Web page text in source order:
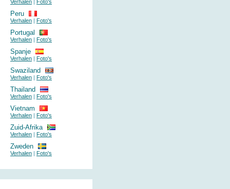
Verhalen | Foto's
Peru
Verhalen | Foto's
Portugal
Verhalen | Foto's
Spanje
Verhalen | Foto's
Swaziland
Verhalen | Foto's
Thailand
Verhalen | Foto's
Vietnam
Verhalen | Foto's
Zuid-Afrika
Verhalen | Foto's
Zweden
Verhalen | Foto's